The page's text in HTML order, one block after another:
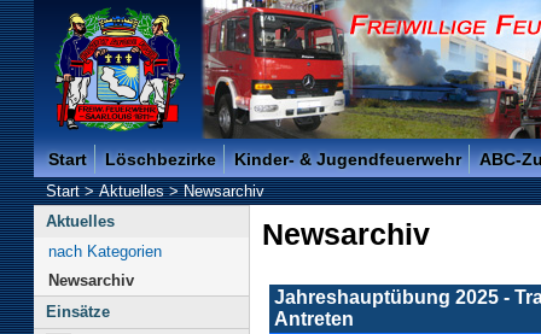
Freiwillige Feuerwehr der Kreisstadt Saarlouis -
Start Löschbezirke Kinder- & Jugendfeuerwehr ABC-
Start>Aktuelles>Newsarchiv
Aktuelles
nach Kategorien
Newsarchiv
Einsätze
Newsarchiv
Jahreshauptübung 2025 -
Antreten